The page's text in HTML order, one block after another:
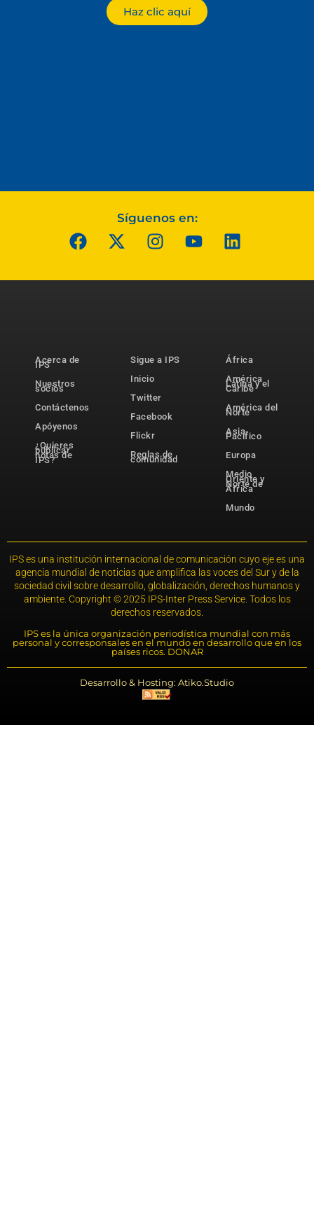
Haz clic aquí
Síguenos en:
Acerca de
IPS
Nuestros
socios
Contáctenos
Apóyenos
¿Quieres
publicar
notas de
IPS?
Sigue a IPS
Inicio
Twitter
Facebook
Flickr
Reglas de
comunidad
África
América
Latina y el
Caribe
América del
Norte
Asia-
Pacífico
Europa
Medio
Oriente y
Norte de
África
Mundo
IPS es una institución internacional de comunicación cuyo eje es una
agencia mundial de noticias que amplifica las voces del Sur y de la
sociedad civil sobre desarrollo, globalización, derechos humanos y
ambiente. Copyright © 2025 IPS-Inter Press Service. Todos los
derechos reservados.
IPS es la única organización periodística mundial con más
personal y corresponsales en el mundo en desarrollo que en los
países ricos. DONAR
Desarrollo & Hosting: Atiko.Studio